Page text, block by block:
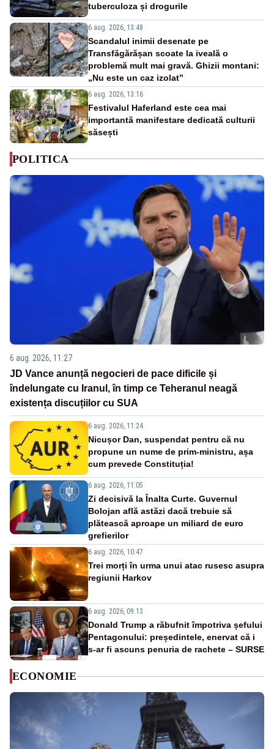
tuberculoza și drogurile
6 aug. 2026, 13:48
Scandalul inimii desenate pe
Transfăgărășan scoate la iveală o
problemă mult mai gravă. Ghizii montani:
„Nu este un caz izolat”
6 aug. 2026, 13:16
Festivalul Haferland este cea mai
importantă manifestare dedicată culturii
săsești
POLITICA
6 aug. 2026, 11:27
JD Vance anunță negocieri de pace dificile și
îndelungate cu Iranul, în timp ce Teheranul neagă
existența discuțiilor cu SUA
6 aug. 2026, 11:24
Nicușor Dan, suspendat pentru că nu
propune un nume de prim-ministru, așa
cum prevede Constituția!
6 aug. 2026, 11:05
Zi decisivă la Înalta Curte. Guvernul
Bolojan află astăzi dacă trebuie să
plătească aproape un miliard de euro
grefierilor
6 aug. 2026, 10:47
Trei morți în urma unui atac rusesc asupra
regiunii Harkov
6 aug. 2026, 09:13
Donald Trump a răbufnit împotriva șefului
Pentagonului: președintele, enervat că i
s-ar fi ascuns penuria de rachete – SURSE
ECONOMIE